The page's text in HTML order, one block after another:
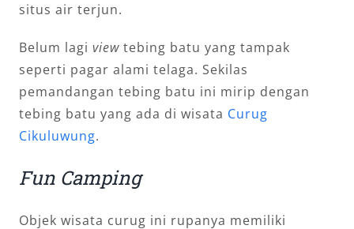
situs air terjun.
Belum lagi view tebing batu yang tampak
seperti pagar alami telaga. Sekilas
pemandangan tebing batu ini mirip dengan
tebing batu yang ada di wisata Curug
Cikuluwung.
Fun Camping
Objek wisata curug ini rupanya memiliki